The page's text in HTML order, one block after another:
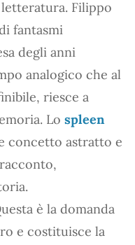
Filippo
fantasmi
degli anni
analogico che al
riesce a
Lo spleen
concetto astratto e
è la domanda
e costituisce la